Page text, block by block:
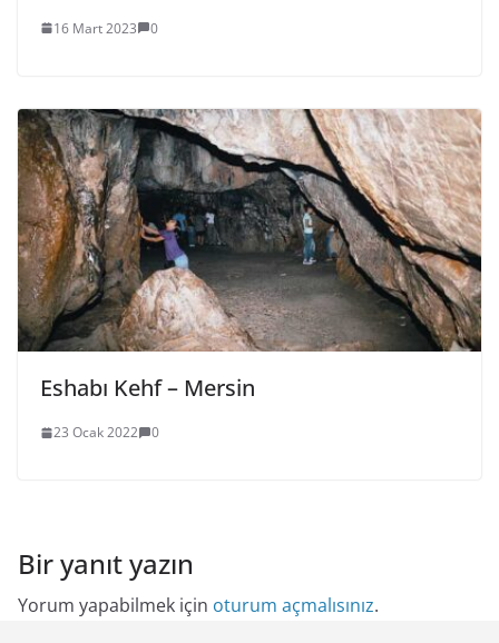
16 Mart 2023 0
Eshabı Kehf – Mersin
23 Ocak 2022 0
Bir yanıt yazın
Yorum yapabilmek için oturum açmalısınız.